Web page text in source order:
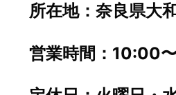
所在地：奈良県大
営業時間：10:00